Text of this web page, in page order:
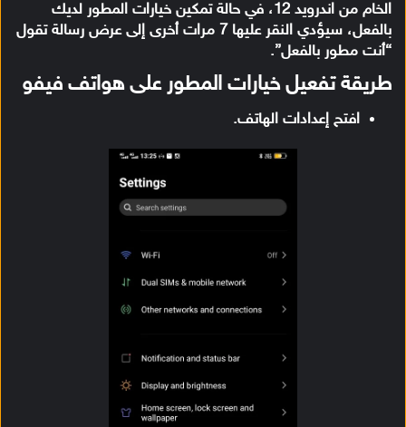
الخام من اندرويد 12، في حالة تمكين خيارات المطور لديك
بالفعل، سيؤدي النقر عليها 7 مرات أخرى إلى عرض رسالة تقول
“أنت مطور بالفعل”.
طريقة تفعيل خيارات المطور على هواتف فيفو
افتح إعدادات الهاتف.